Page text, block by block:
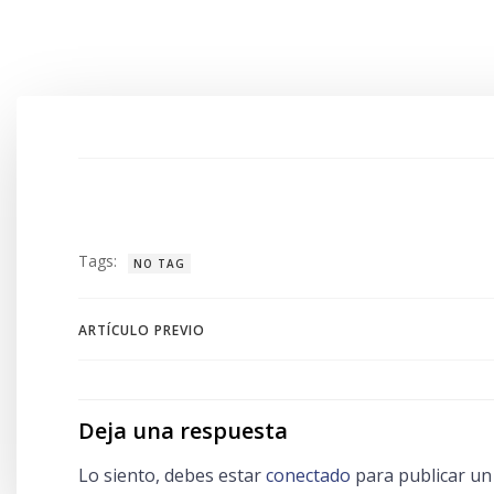
Tags: NO TAG
Navegación
entradas
ARTÍCULO PREVIO
Deja una respuesta
Lo siento, debes estarconectado para publicar